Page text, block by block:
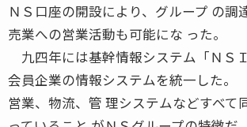
ＮＳ口座の開設により、グループ の調
売業への営業活動も可能にな った。
九四年には基幹情報システム「ＮＳ
会員企業の情報システムを統一した。
営業、物流、管 理システムなどすべて